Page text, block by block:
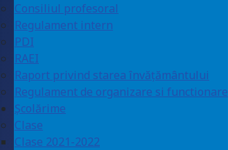
Consiliul profesoral
Regulament intern
PDI
RAEI
Raport privind starea învățământului
Regulament de organizare si functionare
Școlărime
Clase
Clase 2021-2022